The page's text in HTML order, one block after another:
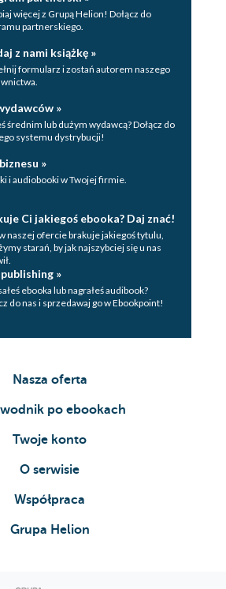
więcej z Grupą Helion! Dołącz do
partnerskiego.
z nami książkę »
formularz i zostań autorem naszego
»
średnim lub dużym wydawcą? Dołącz do
systemu dystrybucji!
»
i audiobooki w Twojej firmie.
Ci jakiegoś ebooka? Daj znać!
naszej ofercie brakuje jakiegoś tytulu,
starań, by jak najszybciej się u nas
»
ebooka lub nagrałeś audibook?
do nas i sprzedawaj go w Ebookpoint!
Nasza oferta
po ebookach
Twoje konto
O serwisie
Współpraca
Grupa Helion